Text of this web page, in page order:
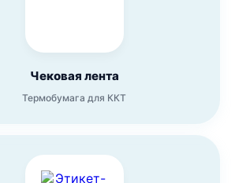
Чековая лента
Термобумага для ККТ